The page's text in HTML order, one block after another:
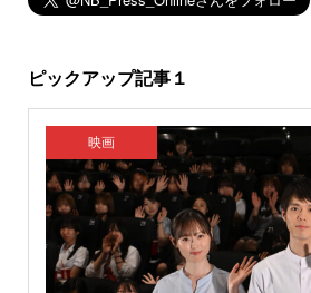
ピックアップ記事１
映画